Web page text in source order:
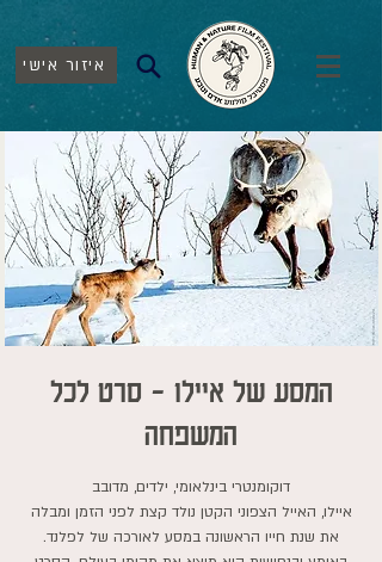
איזור אישי
המסע של איילו - סרט לכל
המשפחה
איילו, האייל הצפוני הקטן נולד קצת לפני הזמן ומבלה
את שנת חייו הראשונה במסע לאורכה של לפלנד.